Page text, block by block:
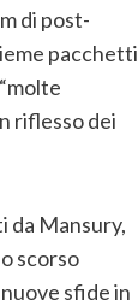
di post-
pacchetti
riflesso dei
da Mansury,
scorso
sfide in